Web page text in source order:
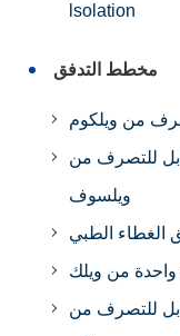
lsolation
مخطط التدفق
من ويلكوم
للتصرف من
ويلسوف
من ويلك
للتصرف من